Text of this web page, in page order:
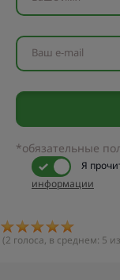
Ваш e-mail
*обязательные
Я
информации
(2 голоса, в среднем: 5